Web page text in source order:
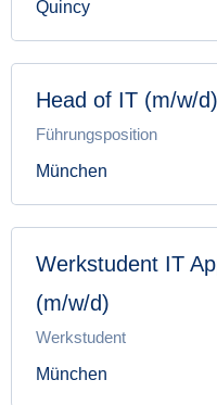
Quincy
Head of IT (m/w/d)
Führungsposition
München
Werkstudent IT
(m/w/d)
Werkstudent
München